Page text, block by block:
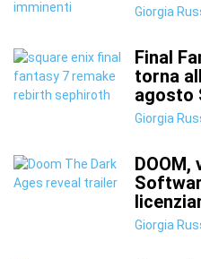
Giorgia
Final
torna
agosto
Giorgia
DOOM,
Giorgia